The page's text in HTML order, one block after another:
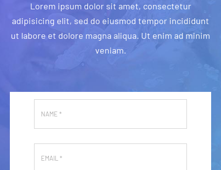
Lorem ipsum dolor sit amet, consectetur
adipisicing elit, sed do eiusmod tempor incididunt
ut labore et dolore magna aliqua. Ut enim ad minim
veniam.